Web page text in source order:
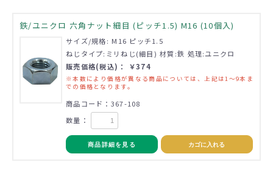
鉄/ユニクロ 六角ナット細目 (ピッチ1.5) M16 (10個入)
サイズ/規格: M16 ピッチ1.5
ねじタイプ:ミリねじ(細目) 材質:鉄 処理:ユニクロ
販売価格(税込)： ￥374
※本数により価格が異なる商品については、上記は1～9本ま
での価格となります。
商品コード：367-108
数量：
商品詳細を見る カゴに入れる